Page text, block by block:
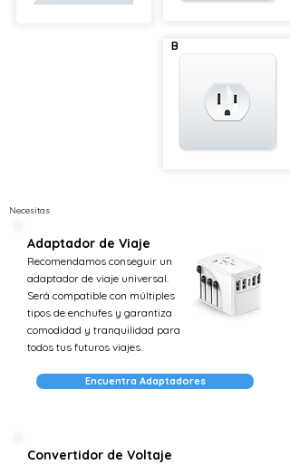
B
Necesitas
Adaptador de Viaje
Recomendamos conseguir un
adaptador de viaje universal.
Será compatible con múltiples
tipos de enchufes y garantiza
comodidad y tranquilidad para
todos tus futuros viajes.
Encuentra Adaptadores
Convertidor de Voltaje